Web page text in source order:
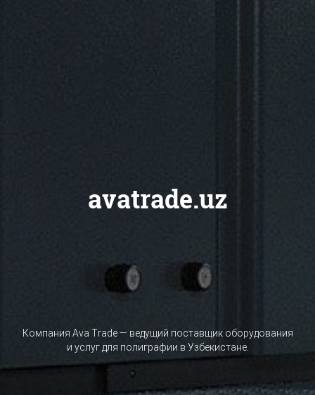
avatrade.uz
Компания Ava Trade — ведущий поставщик оборудования
и услуг для полиграфии в Узбекистане.